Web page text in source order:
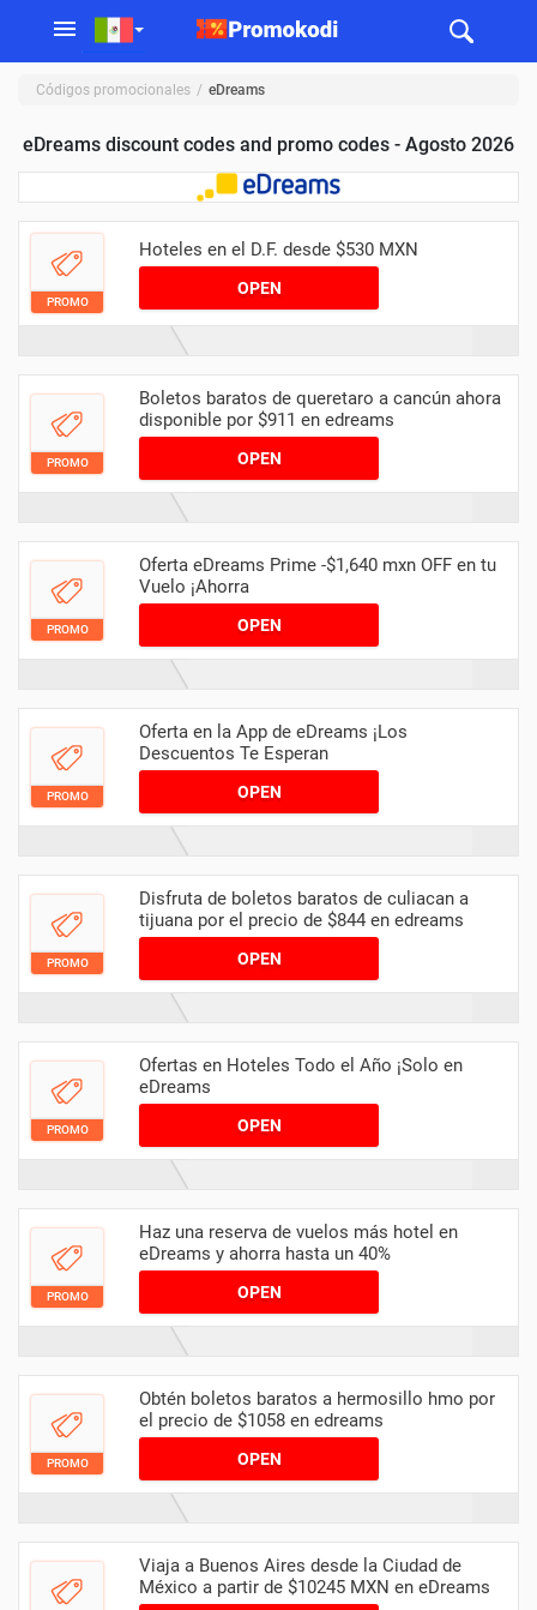
Códigos promocionales eDreams
eDreams discount codes and promo codes - Agosto 2026
PROMO
Hoteles en el D.F. desde $530 MXN
OPEN
PROMO
Boletos baratos de queretaro a cancún ahora
disponible por $911 en edreams
OPEN
PROMO
Oferta eDreams Prime -$1,640 mxn OFF en tu
Vuelo ¡Ahorra
OPEN
PROMO
Oferta en la App de eDreams ¡Los
Descuentos Te Esperan
OPEN
PROMO
Disfruta de boletos baratos de culiacan a
tijuana por el precio de $844 en edreams
OPEN
PROMO
Ofertas en Hoteles Todo el Año ¡Solo en
eDreams
OPEN
PROMO
Haz una reserva de vuelos más hotel en
eDreams y ahorra hasta un 40%
OPEN
PROMO
Obtén boletos baratos a hermosillo hmo por
el precio de $1058 en edreams
OPEN
Viaja a Buenos Aires desde la Ciudad de
México a partir de $10245 MXN en eDreams